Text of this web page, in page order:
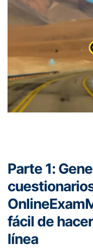
Parte 1:
fácil de
línea